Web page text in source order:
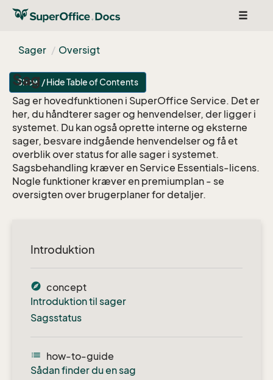
Toggle
Sager
Oversigt
Show / Hide Table of Contents
Sag
Sag er hovedfunktionen i SuperOffice Service. Det er
her, du håndterer sager og henvendelser, der ligger i
systemet. Du kan også oprette interne og eksterne
sager, besvare indgående henvendelser og få et
overblik over status for alle sager i systemet.
Sagsbehandling kræver en Service Essentials-licens.
Nogle funktioner kræver en premiumplan - se
oversigten over brugerplaner for detaljer.
Introduktion
explore concept
Introduktion til sager
Sagsstatus
list
how-to-guide
Sådan finder du en sag